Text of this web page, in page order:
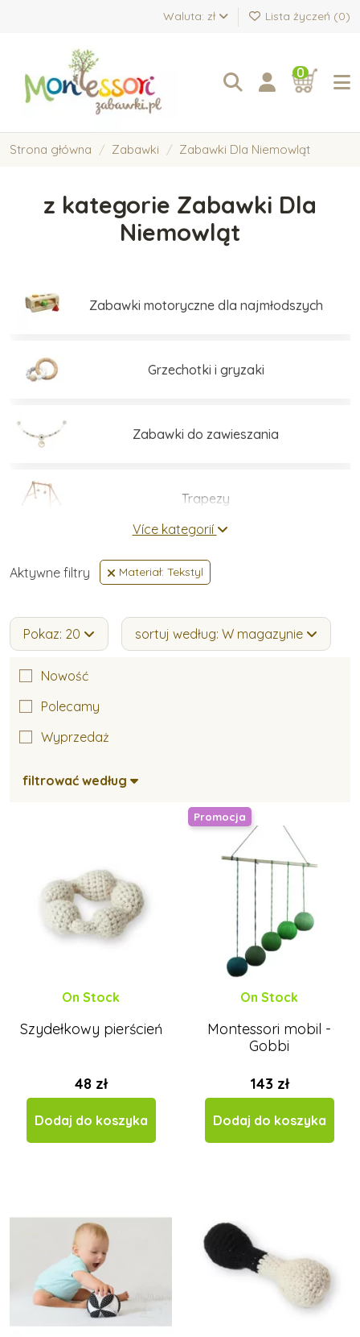
Waluta: zł Lista życzeń (0)
0
Strona główna Zabawki Zabawki Dla Niemowląt
z kategorie Zabawki Dla
Niemowląt
Zabawki motoryczne dla najmłodszych
Grzechotki i gryzaki
Zabawki do zawieszania
Trapezy
Koniki na biegunach
Chodziki dla dzieci
Zabawki do wanny
Zabawki na dwór
Materiałowe zabawki dla najmłodszych
Plastikowe zabawki dla najmłodszych
Více kategorií
Aktywne filtry Materiał: Tekstyl
Pokaz: 20 sortuj według: W magazynie
filtrować według
Nowość
Polecamy
Wyprzedaż
On Stock
Szydełkowy pierścień
48 zł
Dodaj do koszyka
Promocja
On Stock
Montessori mobil -
Gobbi
143 zł
Dodaj do koszyka